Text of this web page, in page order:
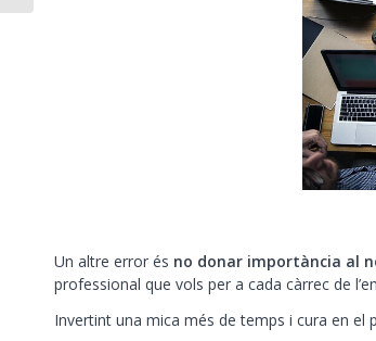
Un altre error és no donar importància al
professional que vols per a cada càrrec de
Invertint una mica més de temps i cura en